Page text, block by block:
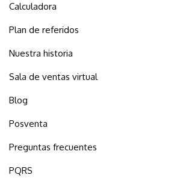
Calculadora
Plan de referidos
Nuestra historia
Sala de ventas virtual
Blog
Posventa
Preguntas frecuentes
PQRS